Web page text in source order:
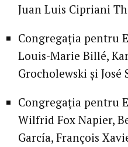
Juan Luis Cipriani
Congregaţia pentru
Louis-Marie Billé,
Grocholewski şi José
Congregaţia pentru
Wilfrid Fox Napier,
García, François